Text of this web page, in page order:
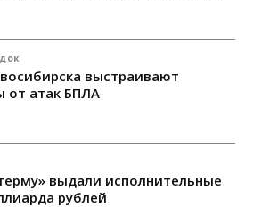
выстраивают
от атак БПЛА
выдали исполнительные
рублей